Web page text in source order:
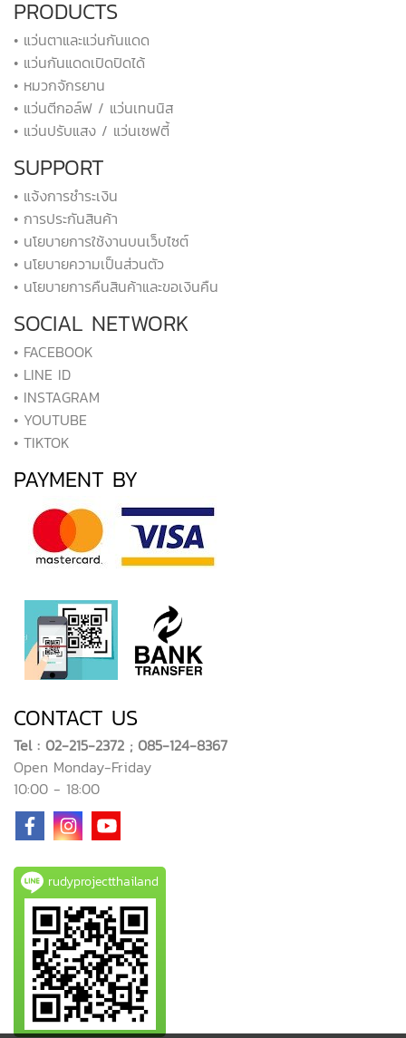
PRODUCTS
• แว่นตาและแว่นกันแดด
• แว่นกันแดดเปิดปิดได้
• หมวกจักรยาน
• แว่นตีกอล์ฟ / แว่นเทนนิส
• แว่นปรับแสง / แว่นเซฟตี้
SUPPORT
• แจ้งการชำระเงิน
• การประกันสินค้า
• นโยบายการใช้งานบนเว็บไซต์
• นโยบายความเป็นส่วนตัว
• นโยบายการคืนสินค้าและขอเงินคืน
SOCIAL NETWORK
• FACEBOOK
• LINE ID
• INSTAGRAM
• YOUTUBE
• TIKTOK
PAYMENT BY
CONTACT US
Tel : 02-215-2372 ; 085-124-8367
Open Monday-Friday
10:00 - 18:00
rudyprojectthailand